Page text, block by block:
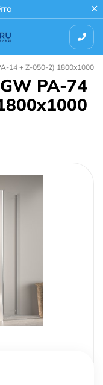
14 + Z-050-2) 1800x1000
PA-74